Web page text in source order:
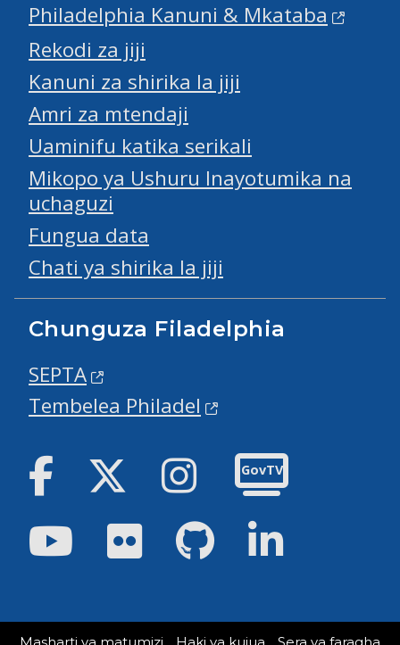
Philadelphia Kanuni & Mkataba
Rekodi za jiji
Kanuni za shirika la jiji
Amri za mtendaji
Uaminifu katika serikali
Mikopo ya Ushuru Inayotumika na
uchaguzi
Fungua data
Chati ya shirika la jiji
Chunguza Filadelphia
SEPTA
Tembelea Philadel
Facebook Twitter Instagram
GovTV
YoutubeFlickr GitHub